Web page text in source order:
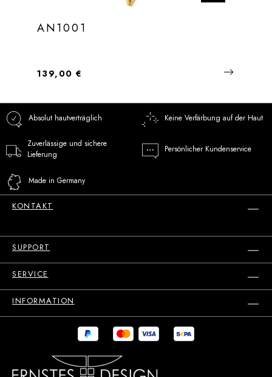
AN1001
Regulärer Preis:
139,00 €
Absolut hautverträglich Keine Verfärbung auf der Haut
Zuverlässige und sichere
Lieferung
Persönlicher Kundenservice
Made in Germany
KONTAKT
SUPPORT
SERVICE
INFORMATION